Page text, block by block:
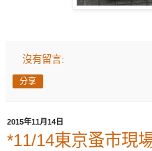
沒有留言:
分享
2015年11月14日
*11/14東京蚤市現